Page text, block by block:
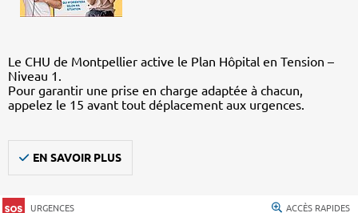
Le CHU de Montpellier active le Plan Hôpital en Tension –
Niveau 1.
Pour garantir une prise en charge adaptée à chacun,
appelez le 15 avant tout déplacement aux urgences.
EN SAVOIR PLUS
URGENCES ACCÈS RAPIDES